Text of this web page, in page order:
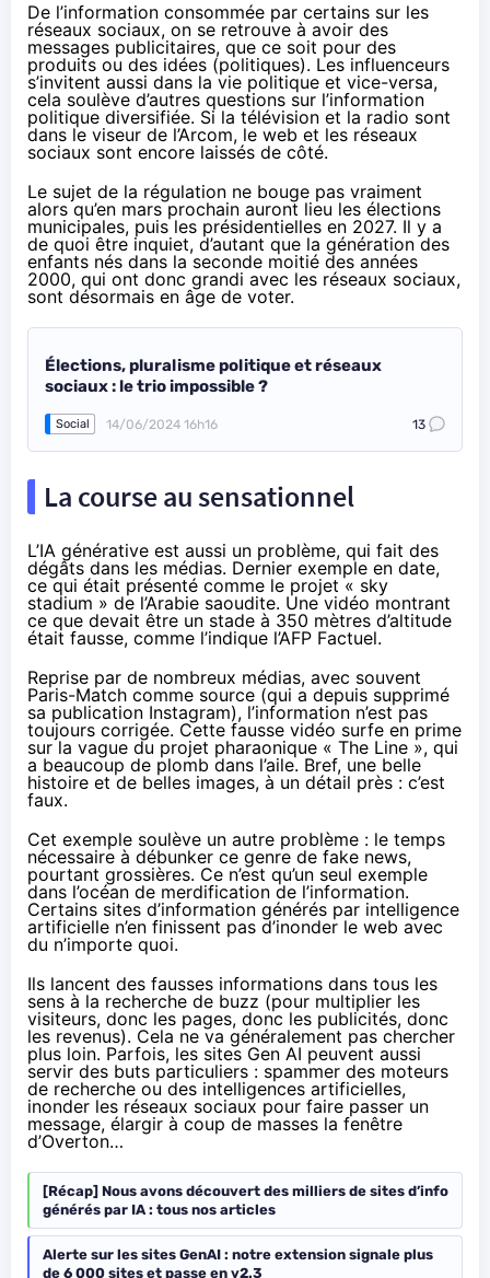
De l’information consommée par certains sur les
réseaux sociaux, on se retrouve à avoir des
messages publicitaires, que ce soit pour des
produits ou des idées (politiques). Les influenceurs
s’invitent aussi dans la vie politique et vice-versa,
cela soulève d’autres questions sur l’information
politique diversifiée. Si la télévision et la radio sont
dans le viseur de l’Arcom, le web et les réseaux
sociaux sont encore laissés de côté.
Le sujet de la régulation ne bouge pas vraiment
alors qu’en mars prochain auront lieu les élections
municipales, puis les présidentielles en 2027. Il y a
de quoi être inquiet, d’autant que la génération des
enfants nés dans la seconde moitié des années
2000, qui ont donc grandi avec les réseaux sociaux,
sont désormais en âge de voter.
Élections, pluralisme politique et réseaux
sociaux : le trio impossible ?
Social 14/06/2024 16h16 13
La course au sensationnel
L’IA générative est aussi un problème, qui fait des
dégâts dans les médias. Dernier exemple en date,
ce qui était présenté comme le projet « sky
stadium » de l’Arabie saoudite. Une vidéo montrant
ce que devait être un stade à 350 mètres d’altitude
était fausse, comme l’indique l’AFP Factuel.
Reprise par de nombreux médias, avec souvent
Paris-Match comme source (qui a depuis supprimé
sa publication Instagram), l’information n’est pas
toujours corrigée. Cette fausse vidéo surfe en prime
sur la vague du projet pharaonique « The Line », qui
a beaucoup de plomb dans l’aile. Bref, une belle
histoire et de belles images, à un détail près : c’est
faux.
Cet exemple soulève un autre problème : le temps
nécessaire à débunker ce genre de fake news,
pourtant grossières. Ce n’est qu’un seul exemple
dans l’océan de merdification de l’information.
Certains sites d’information générés par intelligence
artificielle n’en finissent pas d’inonder le web avec
du n’importe quoi.
Ils lancent des fausses informations dans tous les
sens à la recherche de buzz (pour multiplier les
visiteurs, donc les pages, donc les publicités, donc
les revenus). Cela ne va généralement pas chercher
plus loin. Parfois, les sites Gen AI peuvent aussi
servir des buts particuliers : spammer des moteurs
de recherche ou des intelligences artificielles,
inonder les réseaux sociaux pour faire passer un
message, élargir à coup de masses la fenêtre
d’Overton…
[Récap] Nous avons découvert des milliers de sites d’info
générés par IA : tous nos articles
Alerte sur les sites GenAI : notre extension signale plus
de 6 000 sites et passe en v2.3